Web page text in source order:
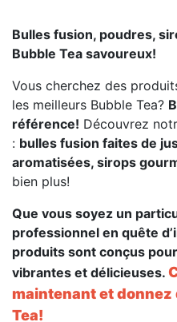
Bulles fusion, poudres,
Bubble Tea savoureux!
Vous cherchez des
les meilleurs Bubble Tea?
référence! Découvrez
: bulles fusion faites de
aromatisées, sirops
bien plus!
Que vous soyez un
professionnel en quête
produits sont conçus
vibrantes et délicieuses.
maintenant et donnez
Tea!